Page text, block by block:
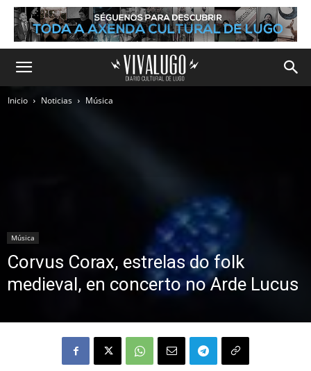
Inicio Noticias Música
Música
Corvus Corax, estrelas do folk
medieval, en concerto no Arde Lucus